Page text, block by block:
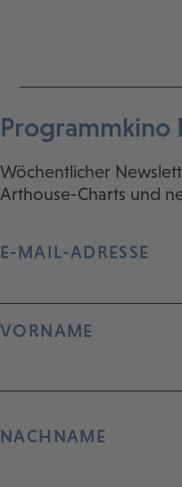
Programmkino
Wöchentlicher
Arthouse-Charts und
E-MAIL-ADRESSE
VORNAME
NACHNAME